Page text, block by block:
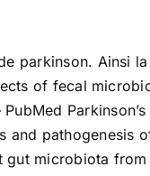
parkinson. Ainsi
of fecal
Parkinson’s
pathogenesis
gut microbiota